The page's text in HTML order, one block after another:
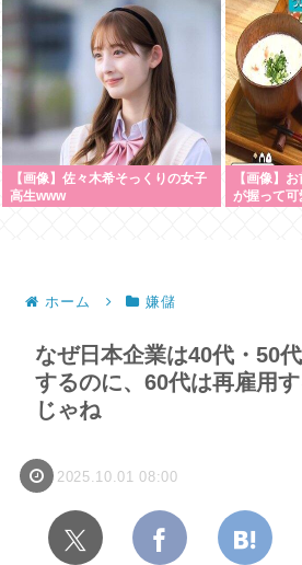
【画像】佐々木希そっくりの女子
高生www
【画像】
が握って
ホーム 嫌儲
なぜ日本企業は40代・50
するのに、60代は再雇用
じゃね
2025.10.01 08:00